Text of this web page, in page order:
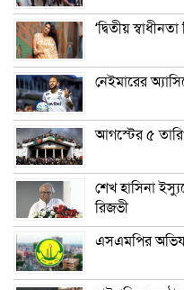
‘দ্বিতীয়
নেইমারের
আগস্টের ৫
শেখ হাসিনা
রিজভী
এসএমপির